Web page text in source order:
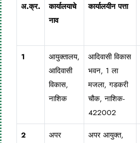
अ.क्र.
कार्यालयाचे
नाव
कार्यालयीन पत्ता
1
आयुक्तालय,
आदिवासी
विकास,
नाशिक
आदिवासी विकास
भवन, 1 ला
मजला, गडकरी
चौक, नाशिक-
422002
2
अपर
अपर आयुक्त,